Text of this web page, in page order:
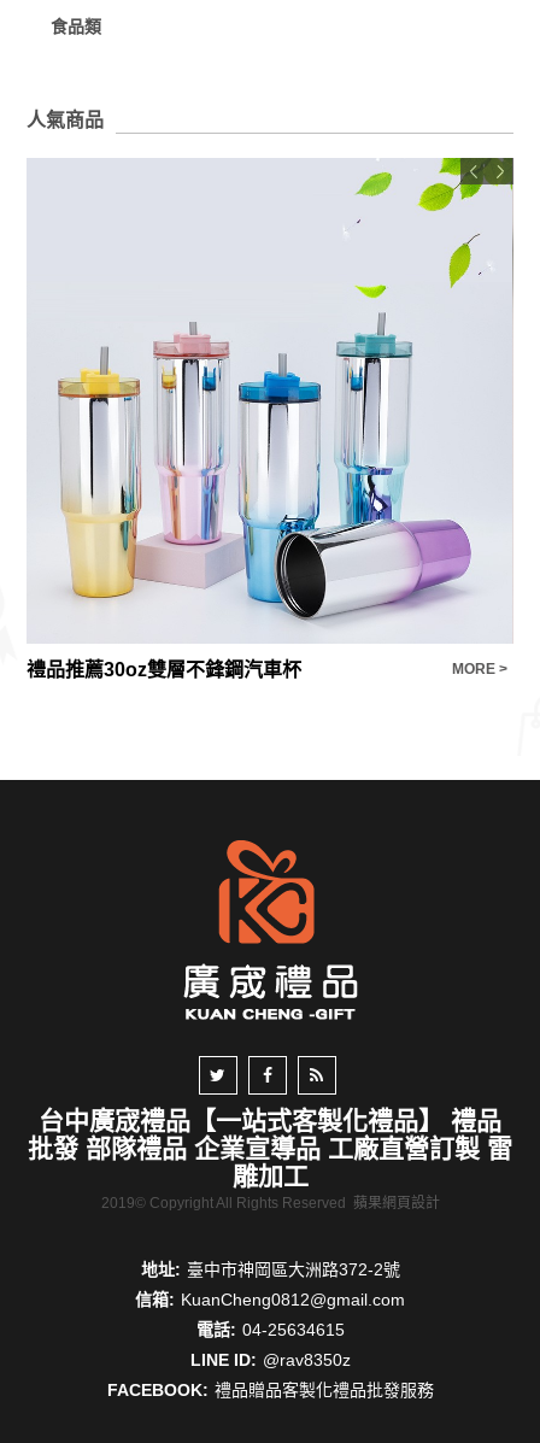
食品類
人氣商品
禮品推薦30oz雙層不鋒鋼汽車杯 MORE >
台中廣宬禮品【一站式客製化禮品】 禮品
批發 部隊禮品 企業宣導品 工廠直營訂製 雷
雕加工
2019© Copyright All Rights Reserved 蘋果網頁設計
地址: 臺中市神岡區大洲路372-2號
信箱: KuanCheng0812@gmail.com
電話: 04-25634615
LINE ID: @rav8350z
FACEBOOK: 禮品贈品客製化禮品批發服務